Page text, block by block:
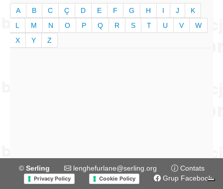
A B C Ç D E F G H I J
K
L
M N O P Q R S T U V
W
X
Y Z
© Serling lenghefurlane@serling.org Contats
Privacy Policy Cookie Policy Grup Facebook